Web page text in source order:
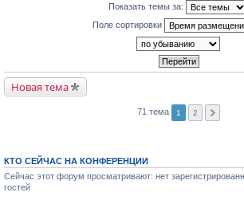
Показать темы за:
Поле сортировки
Новая тема
71 тема 1 2
КТО СЕЙЧАС НА КОНФЕРЕНЦИИ
Сейчас этот форум просматривают: нет
гостей